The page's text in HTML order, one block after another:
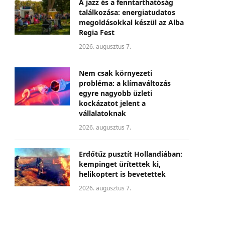
A jazz és a fenntarthatóság
találkozása: energiatudatos
megoldásokkal készül az Alba
Regia Fest
2026. augusztus 7.
Nem csak környezeti
probléma: a klímaváltozás
egyre nagyobb üzleti
kockázatot jelent a
vállalatoknak
2026. augusztus 7.
Erdőtűz pusztít Hollandiában:
kempinget ürítettek ki,
helikoptert is bevetettek
2026. augusztus 7.